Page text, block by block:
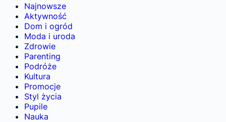
Najnowsze
Aktywność
Dom i ogród
Moda i uroda
Zdrowie
Parenting
Podróże
Kultura
Promocje
Styl życia
Pupile
Nauka